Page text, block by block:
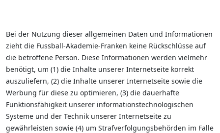
Bei der Nutzung dieser allgemeinen Daten und Informationen
zieht die Fussball-Akademie-Franken keine Rückschlüsse auf
die betroffene Person. Diese Informationen werden vielmehr
benötigt, um (1) die Inhalte unserer Internetseite korrekt
auszuliefern, (2) die Inhalte unserer Internetseite sowie die
Werbung für diese zu optimieren, (3) die dauerhafte
Funktionsfähigkeit unserer informationstechnologischen
Systeme und der Technik unserer Internetseite zu
gewährleisten sowie (4) um Strafverfolgungsbehörden im Falle